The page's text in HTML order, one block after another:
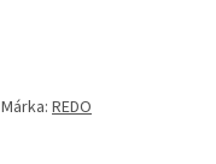
Márka: REDO